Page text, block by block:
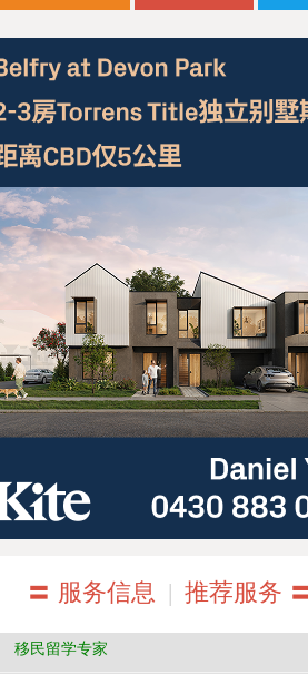
〓 服务信息 | 推荐服务
移民留学专家